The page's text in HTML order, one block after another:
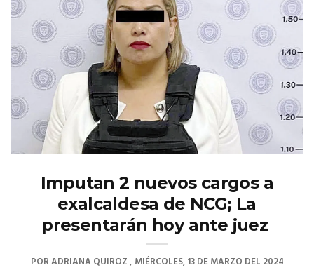
Imputan 2 nuevos cargos a
exalcaldesa de NCG; La
presentarán hoy ante juez
PORADRIANA QUIROZ MIÉRCOLES, 13 DE MARZO DEL 2024